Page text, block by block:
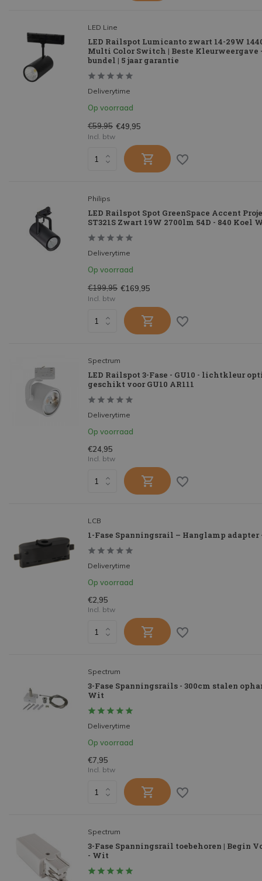
LED Line
LED Railspot Lumicanto zwart 14-29W
Multi Color Switch | Beste Kleurweergave -
bundel | 5 jaar garantie
Deliverytime
Op voorraad
€59,95 €49,95
Incl. btw
Philips
LED Railspot Spot GreenSpace Accent
ST321S Zwart 19W 2700lm 54D - 840 Koel
Deliverytime
Op voorraad
€199,95 €169,95
Incl. btw
Spectrum
LED Railspot 3-Fase - GU10 - lichtkleur
geschikt voor GU10 AR111
Deliverytime
Op voorraad
€24,95
Incl. btw
LCB
1-Fase Spanningsrail – Hanglamp adapter
Deliverytime
Op voorraad
€2,95
Incl. btw
Spectrum
3-Fase Spanningsrails - 300cm stalen
Wit
Deliverytime
Op voorraad
€7,95
Incl. btw
Spectrum
3-Fase Spanningsrail toebehoren | Begin
- Wit